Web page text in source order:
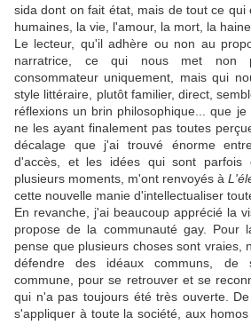
sida dont on fait état, mais de tout ce qui
humaines, la vie, l'amour, la mort, la haine.
Le lecteur, qu'il adhère ou non au
narratrice, ce qui nous met non
consommateur uniquement, mais qui
style littéraire, plutôt familier, direct,
réflexions un brin philosophique... que je
ne les ayant finalement pas toutes
décalage que j'ai trouvé énorme
d'accès, et les idées qui sont parfois
plusieurs moments, m'ont renvoyés à
cette nouvelle manie d'intellectualiser
En revanche, j'ai beaucoup apprécié la
propose de la communauté gay. Pour
pense que plusieurs choses sont vraies,
défendre des idéaux communs,
commune, pour se retrouver et se
qui n'a pas toujours été très ouverte.
s'appliquer à toute la société, aux